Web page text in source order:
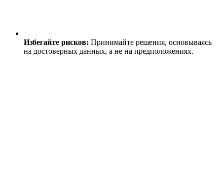
Избегайте рисков: Принимайте решения, основываясь
на достоверных данных, а не на предположениях.